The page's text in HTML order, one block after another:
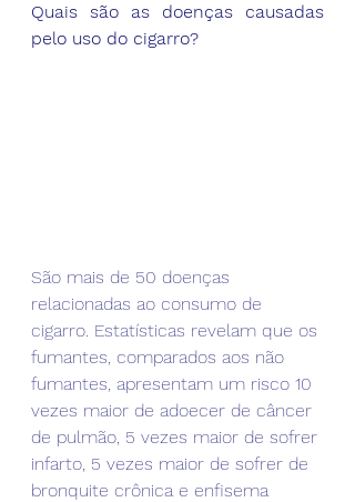
Quais são as doenças causadas
pelo uso do cigarro?
São mais de 50 doenças
relacionadas ao consumo de
cigarro. Estatísticas revelam que os
fumantes, comparados aos não
fumantes, apresentam um risco 10
vezes maior de adoecer de câncer
de pulmão, 5 vezes maior de sofrer
infarto, 5 vezes maior de sofrer de
bronquite crônica e enfisema